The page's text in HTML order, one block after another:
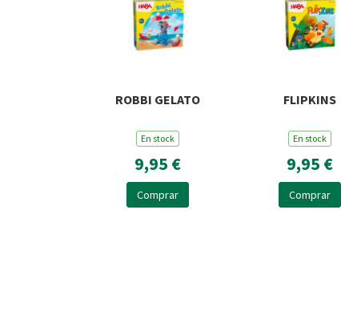
ROBBI GELATO
En stock
9,95 €
Comprar
FLIPKINS
En stock
9,95 €
Comprar